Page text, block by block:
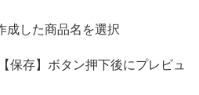
成した商品名を選択
保存】ボタン押下後にプレビュ